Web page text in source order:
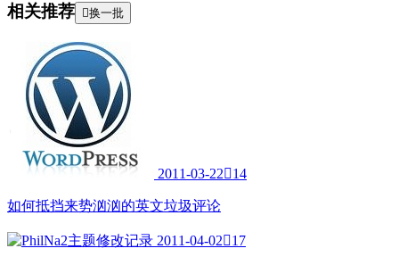
相关推荐 换一批
2011-03-2214
如何抵挡来势汹汹的英文垃圾评论
2011-04-0217